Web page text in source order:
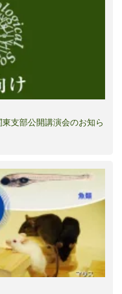
支部公開講演会のお知ら